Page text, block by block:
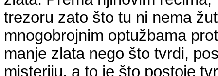
trezoru zato što tu ni nema
mnogobrojnim optužbama
manje zlata nego što tvrdi,
misteriju, a to je što postoje